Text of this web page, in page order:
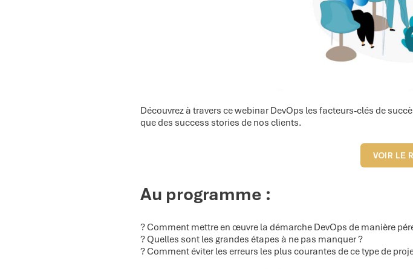
Découvrez à travers ce webinar DevOps les facteurs-clés de
que des success stories de nos clients.
VOIR LE
Au programme :
? Comment mettre en œuvre la démarche DevOps de manière
? Quelles sont les grandes étapes à ne pas manquer ?
? Comment éviter les erreurs les plus courantes de ce type de